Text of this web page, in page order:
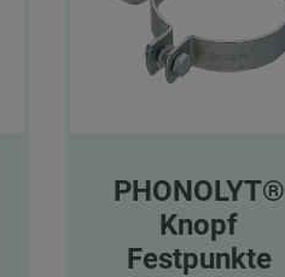
PHONOLYT®
Knopf
Festpunkte